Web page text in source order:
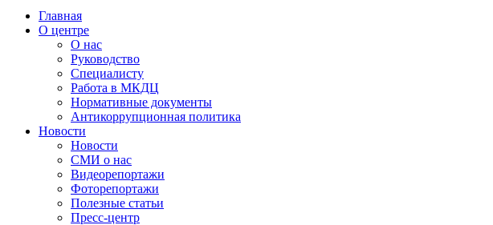
Главная
О центре
О нас
Руководство
Специалисту
Работа в МКДЦ
Нормативные документы
Антикоррупционная политика
Новости
Новости
СМИ о нас
Видеорепортажи
Фоторепортажи
Полезные статьи
Пресс-центр